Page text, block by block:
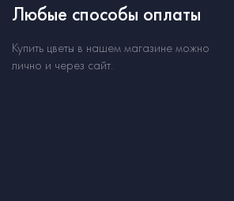
Любые способы оплаты
Купить цветы в нашем магазине можно
лично и через сайт.